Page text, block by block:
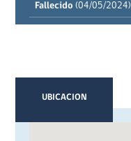
Fallecido (04/05/2024)
UBICACION